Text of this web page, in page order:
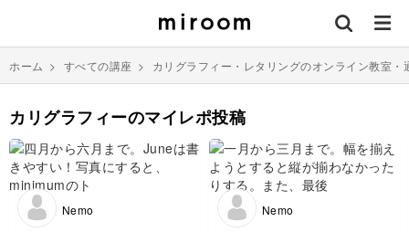
ホーム > すべての講座 > カリグラフィー・レタリングのオンライン教室・
カリグラフィーのマイレポ投稿
Nemo Nemo